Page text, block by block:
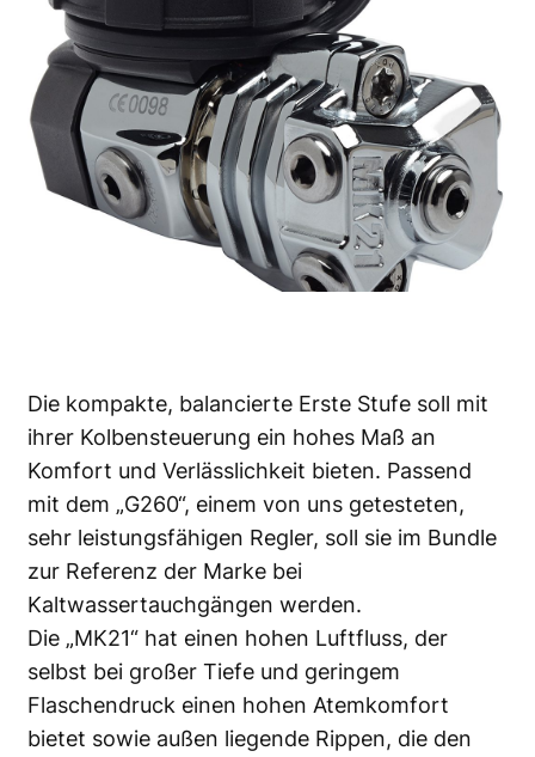
Die kompakte, balancierte Erste Stufe soll mit
ihrer Kolbensteuerung ein hohes Maß an
Komfort und Verlässlichkeit bieten. Passend
mit dem „G260“, einem von uns getesteten,
sehr leistungsfähigen Regler, soll sie im Bundle
zur Referenz der Marke bei
Kaltwassertauchgängen werden.
Die „MK21“ hat einen hohen Luftfluss, der
selbst bei großer Tiefe und geringem
Flaschendruck einen hohen Atemkomfort
bietet sowie außen liegende Rippen, die den